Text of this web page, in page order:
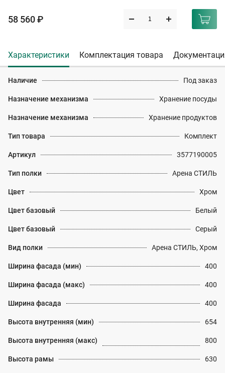
58 560 ₽
Характеристики Комплектация товара
Наличие Под заказ
Назначение механизма Хранение посуды
Назначение механизма Хранение продуктов
Тип товара Комплект
Артикул 3577190005
Тип полки Арена СТИЛЬ
Цвет Хром
Цвет базовый Белый
Цвет базовый Серый
Вид полки Арена СТИЛЬ, Хром
Ширина фасада (мин) 400
Ширина фасада (макс) 400
Ширина фасада 400
Высота внутренняя (мин) 654
Высота внутренняя (макс) 800
Высота рамы 630